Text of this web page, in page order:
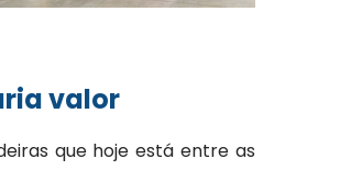
valor
que hoje está entre as